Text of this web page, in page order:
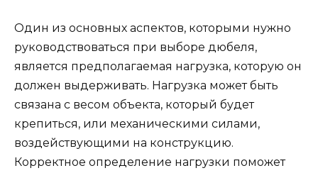
Один из основных аспектов, которыми нужно
руководствоваться при выборе дюбеля,
является предполагаемая нагрузка, которую он
должен выдерживать. Нагрузка может быть
связана с весом объекта, который будет
крепиться, или механическими силами,
воздействующими на конструкцию.
Корректное определение нагрузки поможет